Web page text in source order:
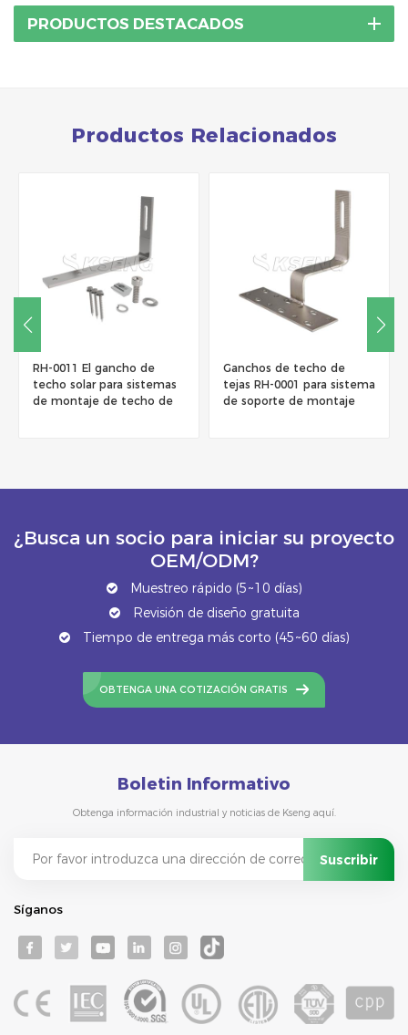
PRODUCTOS DESTACADOS
Productos Relacionados
RH-0011 El gancho de
techo solar para sistemas
de montaje de techo de
Ganchos de techo de
tejas RH-0001 para sistema
de soporte de montaje
¿Busca un socio para iniciar su proyecto
OEM/ODM?
Muestreo rápido (5~10 días)
Revisión de diseño gratuita
Tiempo de entrega más corto (45~60 días)
OBTENGA UNA COTIZACIÓN GRATIS
Boletin Informativo
Obtenga información industrial y noticias de Kseng aquí.
Síganos